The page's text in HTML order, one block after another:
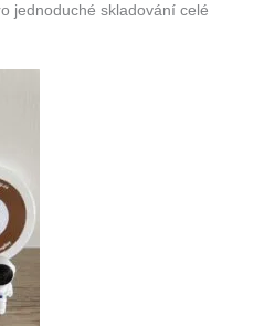
jednoduché skladování celé